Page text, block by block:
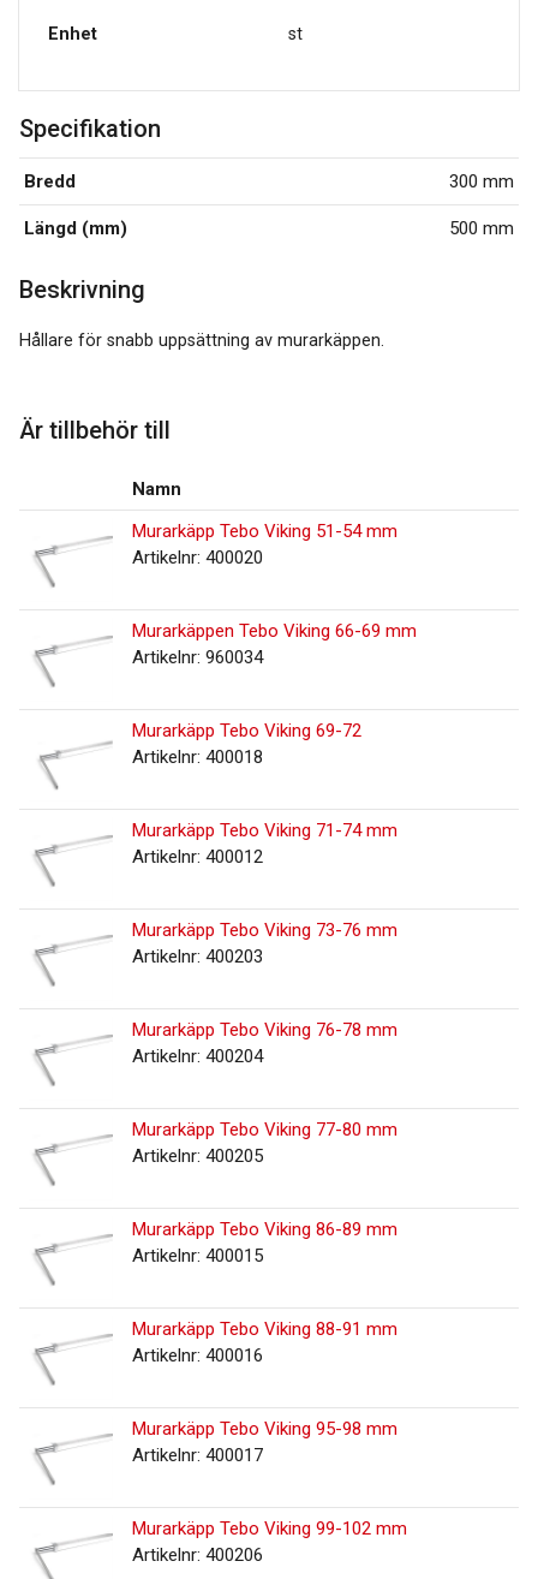
Enhet st
Specifikation
Bredd 300 mm
Längd (mm) 500 mm
Beskrivning
Hållare för snabb uppsättning av murarkäppen.
Är tillbehör till
Namn
Murarkäpp Tebo Viking 51-54 mm
Artikelnr: 400020
Murarkäppen Tebo Viking 66-69 mm
Artikelnr: 960034
Murarkäpp Tebo Viking 69-72
Artikelnr: 400018
Murarkäpp Tebo Viking 71-74 mm
Artikelnr: 400012
Murarkäpp Tebo Viking 73-76 mm
Artikelnr: 400203
Murarkäpp Tebo Viking 76-78 mm
Artikelnr: 400204
Murarkäpp Tebo Viking 77-80 mm
Artikelnr: 400205
Murarkäpp Tebo Viking 86-89 mm
Artikelnr: 400015
Murarkäpp Tebo Viking 88-91 mm
Artikelnr: 400016
Murarkäpp Tebo Viking 95-98 mm
Artikelnr: 400017
Murarkäpp Tebo Viking 99-102 mm
Artikelnr: 400206